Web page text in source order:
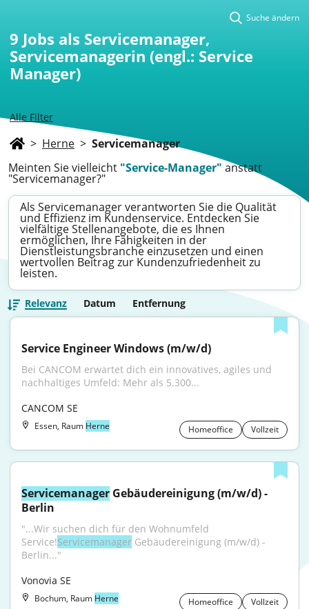
Alle Filter
Suche ändern
9 Jobs als Servicemanager,
Servicemanagerin (engl.: Service
Manager)
> Herne > Servicemanager
Meinten Sie vielleicht "Service-Manager" anstatt
"Servicemanager?"
Als Servicemanager verantworten Sie die Qualität
und Effizienz im Kundenservice. Entdecken Sie
vielfältige Stellenangebote, die es Ihnen
ermöglichen, Ihre Fähigkeiten in der
Dienstleistungsbranche einzusetzen und einen
wertvollen Beitrag zur Kundenzufriedenheit zu
leisten.
Relevanz Datum Entfernung
Service Engineer Windows (m/w/d)
Bei CANCOM erwartet dich ein innovatives, agiles und
nachhaltiges Umfeld: Mehr als 5.300...
CANCOM SE
Essen, Raum Herne Homeoffice Vollzeit
Servicemanager Gebäudereinigung (m/w/d) -
Berlin
"...Wir suchen dich für den Wohnumfeld
Service!Servicemanager Gebäudereinigung (m/w/d) -
Berlin..."
Vonovia SE
Bochum, Raum Herne Homeoffice
Vollzeit